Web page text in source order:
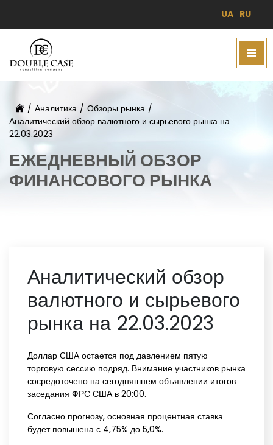
UA RU
/ Аналитика / Обзоры рынка /
Аналитический обзор валютного и сырьевого рынка на
22.03.2023
ЕЖЕДНЕВНЫЙ ОБЗОР
ФИНАНСОВОГО РЫНКА
Аналитический обзор
валютного и сырьевого
рынка на 22.03.2023
Доллар США остается под давлением пятую
торговую сессию подряд. Внимание участников рынка
сосредоточено на сегодняшнем объявлении итогов
заседания ФРС США в 20:00.
Согласно прогнозу, основная процентная ставка
будет повышена с 4,75% до 5,0%.